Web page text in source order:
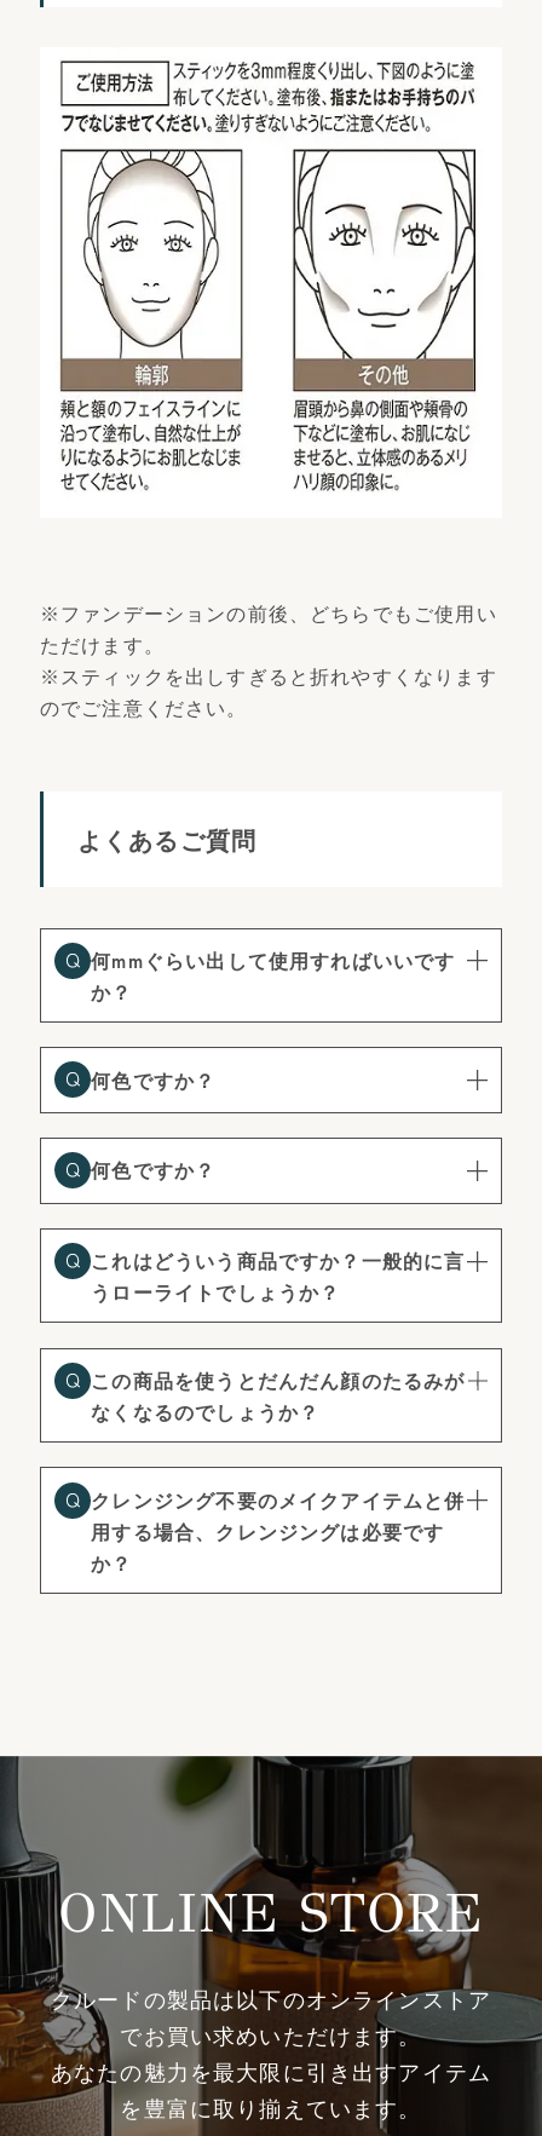
※ファンデーションの前後、どちらでもご使用い
ただけます。
※スティックを出しすぎると折れやすくなります
のでご注意ください。
よくあるご質問
何mmぐらい出して使用すればいいです
か？
何色ですか？
何色ですか？
これはどういう商品ですか？一般的に言
うローライトでしょうか？
この商品を使うとだんだん顔のたるみが
なくなるのでしょうか？
クレンジング不要のメイクアイテムと併
用する場合、クレンジングは必要です
か？
ONLINE STORE
クルードの製品は以下のオンラインストア
でお買い求めいただけます。
あなたの魅力を最大限に引き出すアイテム
を豊富に取り揃えています。